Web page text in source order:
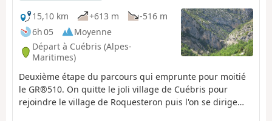
15,10 km
+613 m
-516 m
6h 05
Moyenne
Départ à Cuébris (Alpes-
Maritimes)
Deuxième étape du parcours qui emprunte pour moitié
le GR®510. On quitte le joli village de Cuébris pour
rejoindre le village de Roquesteron puis l'on se dirige